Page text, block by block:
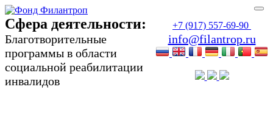
+7 (917) 557-69-90
info@filantrop.ru
Сфера деятельности:
Благотворительные
программы в области
социальной реабилитации
инвалидов